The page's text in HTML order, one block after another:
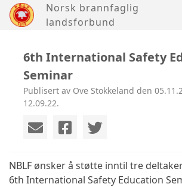
Norsk brannfaglig
landsforbund
6th International Safety
Seminar
Publisert av Ove Stokkeland den
12.09.22.
NBLF ønsker å støtte inntil tre
6th International Safety Education